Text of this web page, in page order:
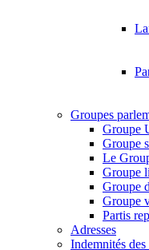
Groupes
Groupe
Groupe
Le
Groupe
Groupe
Groupe
Partis
Adresses
Indemnités des